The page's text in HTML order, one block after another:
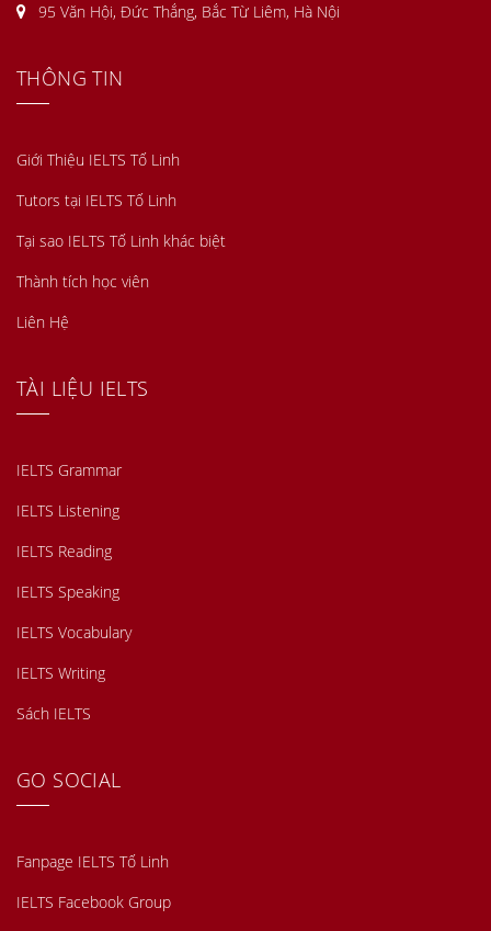
95 Văn Hội, Đức Thắng, Bắc Từ Liêm, Hà Nội
THÔNG TIN
Giới Thiệu IELTS Tố Linh
Tutors tại IELTS Tố Linh
Tại sao IELTS Tố Linh khác biệt
Thành tích học viên
Liên Hệ
TÀI LIỆU IELTS
IELTS Grammar
IELTS Listening
IELTS Reading
IELTS Speaking
IELTS Vocabulary
IELTS Writing
Sách IELTS
GO SOCIAL
Fanpage IELTS Tố Linh
IELTS Facebook Group